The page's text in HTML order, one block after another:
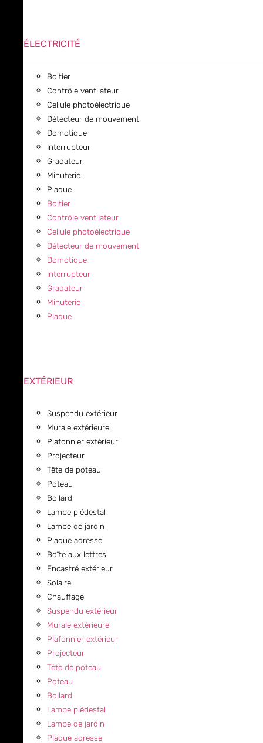
ÉLECTRICITÉ
Boitier
Contrôle ventilateur
Cellule photoélectrique
Détecteur de mouvement
Domotique
Interrupteur
Gradateur
Minuterie
Plaque
Boitier
Contrôle ventilateur
Cellule photoélectrique
Détecteur de mouvement
Domotique
Interrupteur
Gradateur
Minuterie
Plaque
EXTÉRIEUR
Suspendu extérieur
Murale extérieure
Plafonnier extérieur
Projecteur
Tête de poteau
Poteau
Bollard
Lampe piédestal
Lampe de jardin
Plaque adresse
Boîte aux lettres
Encastré extérieur
Solaire
Chauffage
Suspendu extérieur
Murale extérieure
Plafonnier extérieur
Projecteur
Tête de poteau
Poteau
Bollard
Lampe piédestal
Lampe de jardin
Plaque adresse